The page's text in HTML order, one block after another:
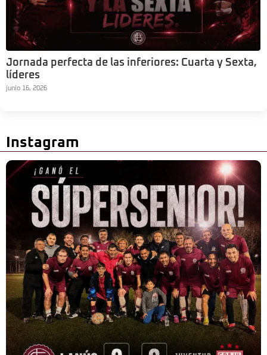
Jornada perfecta de las inferiores: Cuarta y Sexta,
líderes
junio 16, 2026
Instagram